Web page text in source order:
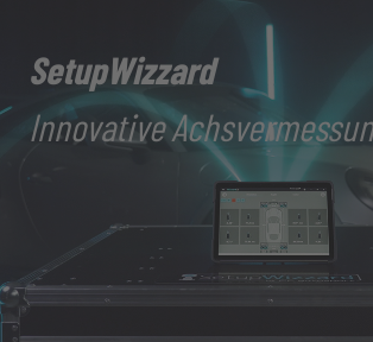
SetupWizzard
Innovative